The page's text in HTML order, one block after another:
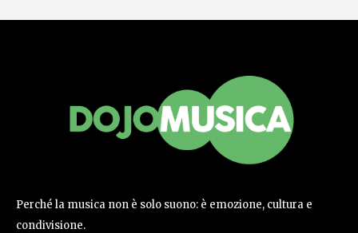
Perché la musica non è solo suono: è emozione, cultura e
condivisione.